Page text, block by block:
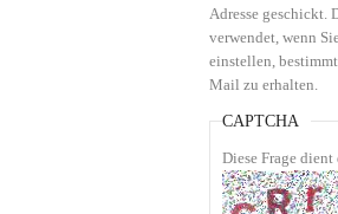
Adresse geschickt.
verwendet, wenn
einstellen,
Mail zu erhalten.
CAPTCHA
Diese Frage